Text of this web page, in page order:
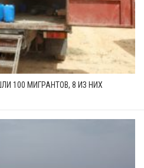
100 МИГРАНТОВ, 8 ИЗ НИХ